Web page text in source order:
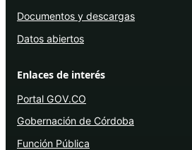
Documentos y descargas
Datos abiertos
Enlaces de interés
Portal GOV.CO
Gobernación de Córdoba
Función Pública